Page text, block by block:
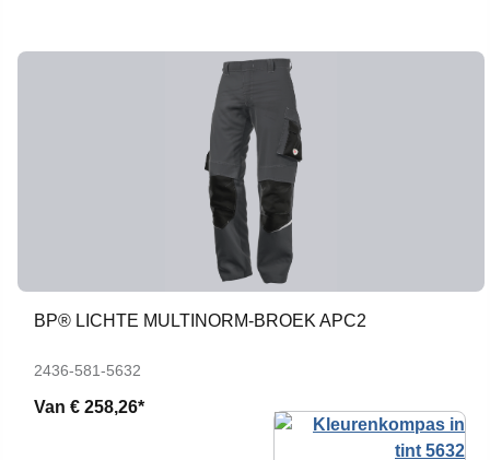
BP® LICHTE MULTINORM-BROEK APC2
2436-581-5632
Van € 258,26*